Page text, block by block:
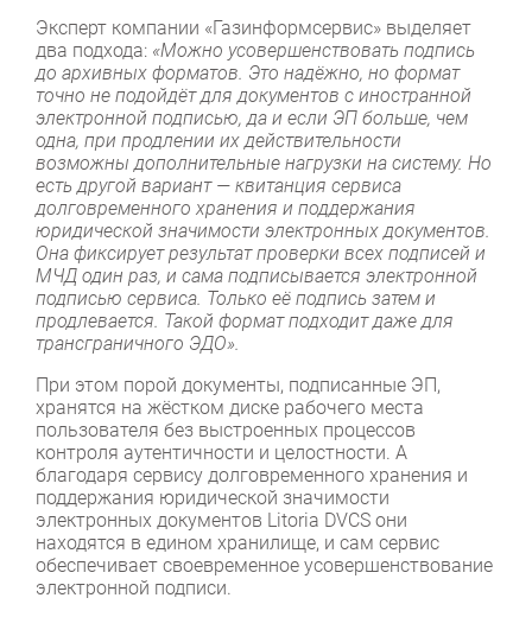
Эксперт компании «Газинформсервис» выделяет
два подхода: «Можно усовершенствовать подпись
до архивных форматов. Это надёжно, но формат
точно не подойдёт для документов с иностранной
электронной подписью, да и если ЭП больше, чем
одна, при продлении их действительности
возможны дополнительные нагрузки на систему. Но
есть другой вариант — квитанция сервиса
долговременного хранения и поддержания
юридической значимости электронных документов.
Она фиксирует результат проверки всех подписей и
МЧД один раз, и сама подписывается электронной
подписью сервиса. Только её подпись затем и
продлевается. Такой формат подходит даже для
трансграничного ЭДО».
При этом порой документы, подписанные ЭП,
хранятся на жёстком диске рабочего места
пользователя без выстроенных процессов
контроля аутентичности и целостности. А
благодаря сервису долговременного хранения и
поддержания юридической значимости
электронных документов Litoria DVCS они
находятся в едином хранилище, и сам сервис
обеспечивает своевременное усовершенствование
электронной подписи.